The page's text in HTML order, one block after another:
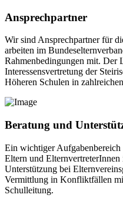
Ansprechpartner
Wir sind Ansprechpartner für
arbeiten im
Rahmenbedingungen mit. Der
Interessensvertretung der
Höheren Schulen in
Beratung und
Ein wichtiger
Eltern und
Unterstützung bei
Vermittlung in Konfliktfällen
Schulleitung.